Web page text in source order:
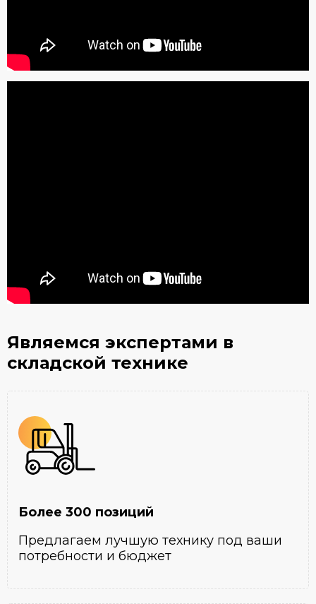
Являемся экспертами в
складской технике
Более 300 позиций
Предлагаем лучшую технику под ваши
потребности и бюджет